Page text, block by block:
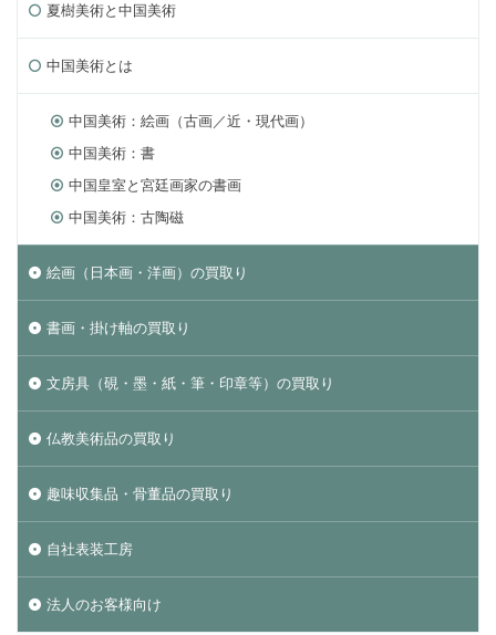
夏樹美術と中国美術
中国美術とは
中国美術：絵画（古画／近・現代画）
中国美術：書
中国皇室と宮廷画家の書画
中国美術：古陶磁
絵画（日本画・洋画）の買取り
書画・掛け軸の買取り
文房具（硯・墨・紙・筆・印章等）の買取り
仏教美術品の買取り
趣味収集品・骨董品の買取り
自社表装工房
法人のお客様向け